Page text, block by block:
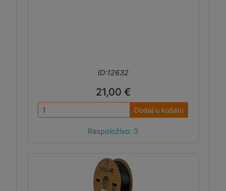
ID:12632
21,00 €
Dodaj u košaru
Raspoloživo: 3